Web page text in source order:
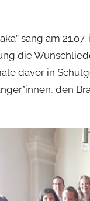
sang am
die
davor in
den